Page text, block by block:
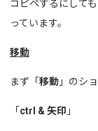
コピペするにして
っています。
移動
まず「 移動 」のシ
「 ctrl & 矢印 」